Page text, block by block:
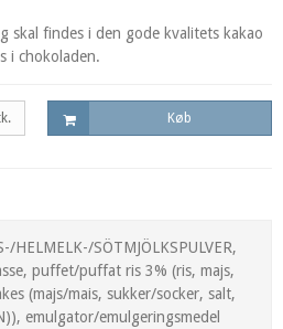
skal findes i den gode kvalitets kakao
i chokoladen.
Køb
SÖTMJÖLKSPULVER,
puffet/puffat ris 3% (ris, majs,
(majs/mais, sukker/socker, salt,
emulgator/emulgeringsmedel